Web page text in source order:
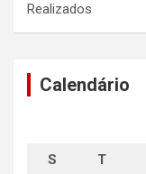
Realizados
Calendário
S T